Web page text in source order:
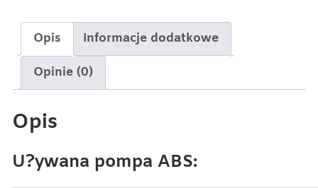
Opis Informacje dodatkowe
Opinie (0)
Opis
U?ywana pompa ABS: